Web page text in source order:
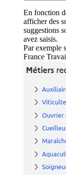
En fonction
afficher des
suggestions
avez saisis.
Par exemple
France